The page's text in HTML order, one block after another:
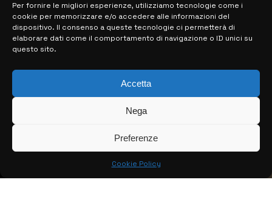
Per fornire le migliori esperienze, utilizziamo tecnologie come i
cookie per memorizzare e/o accedere alle informazioni del
dispositivo. Il consenso a queste tecnologie ci permetterà di
elaborare dati come il comportamento di navigazione o ID unici su
questo sito.
Accetta
Nega
Preferenze
Cookie Policy
MAPPA DEL SITO
> NOTIZIE